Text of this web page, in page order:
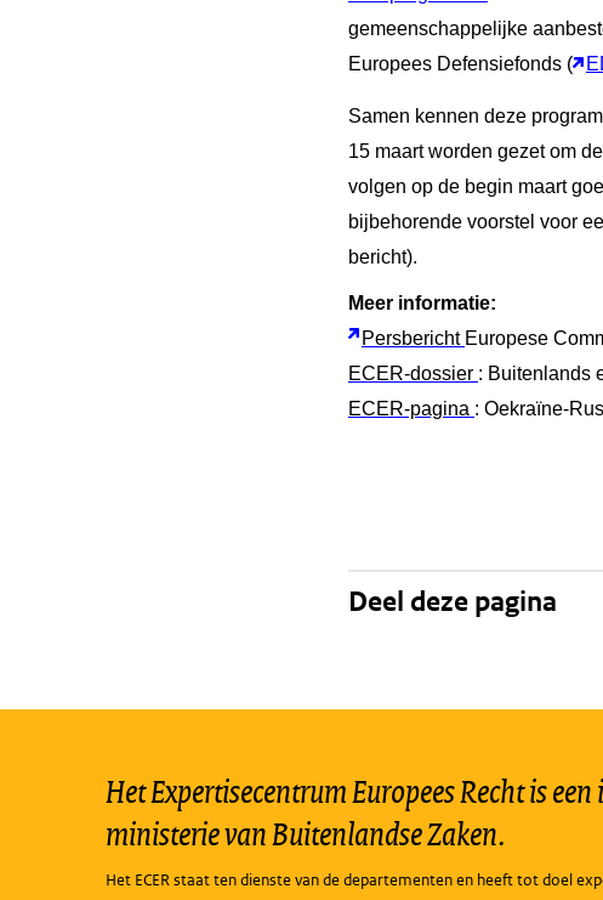
gemeenschappelijke
Europees Defensiefonds (
Samen kennen deze
15 maart worden gezet om
volgen op de begin maart
bijbehorende voorstel voor
bericht).
Meer informatie:
Persbericht Europese
ECER-dossier : Buitenlands
ECER-pagina : Oekraïne-
Deel deze pagina
Het Expertisecentrum Europees Recht is
ministerie van Buitenlandse Zaken.
Het ECER staat ten dienste van de departementen en heeft tot doel